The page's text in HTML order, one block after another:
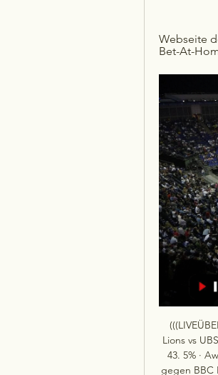
Webseite
Bet-At-
Lions vs
43. 5% ·
gegen BBC